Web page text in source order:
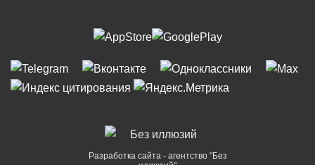
Разработка сайта - агентство "Без